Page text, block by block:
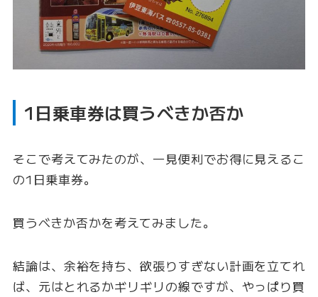
1日乗車券は買うべきか否か
そこで考えてみたのが、一見便利でお得に見えるこ
の1日乗車券。
買うべきか否かを考えてみました。
結論は、余裕を持ち、欲張りすぎない計画を立てれ
ば、元はとれるかギリギリの線ですが、やっぱり買